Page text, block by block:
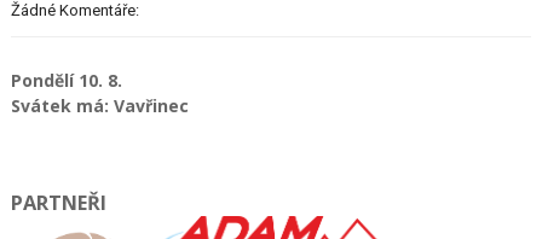
Žádné Komentáře:
Pondělí 10. 8.
Svátek má: Vavřinec
PARTNEŘI